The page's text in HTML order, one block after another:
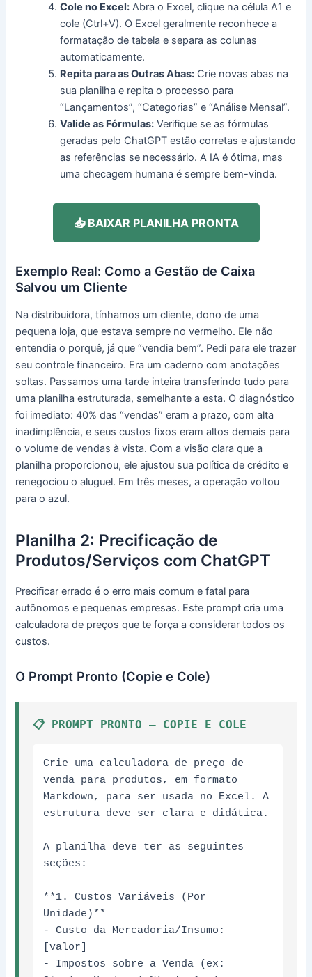
Cole no Excel: Abra o Excel, clique na célula A1 e
cole (Ctrl+V). O Excel geralmente reconhece a
formatação de tabela e separa as colunas
automaticamente.
Repita para as Outras Abas: Crie novas abas na
sua planilha e repita o processo para
“Lançamentos”, “Categorias” e “Análise Mensal”.
Valide as Fórmulas: Verifique se as fórmulas
geradas pelo ChatGPT estão corretas e ajustando
as referências se necessário. A IA é ótima, mas
uma checagem humana é sempre bem-vinda.
📥 BAIXAR PLANILHA PRONTA
Exemplo Real: Como a Gestão de Caixa
Salvou um Cliente
Na distribuidora, tínhamos um cliente, dono de uma
pequena loja, que estava sempre no vermelho. Ele não
entendia o porquê, já que “vendia bem”. Pedi para ele trazer
seu controle financeiro. Era um caderno com anotações
soltas. Passamos uma tarde inteira transferindo tudo para
uma planilha estruturada, semelhante a esta. O diagnóstico
foi imediato: 40% das “vendas” eram a prazo, com alta
inadimplência, e seus custos fixos eram altos demais para
o volume de vendas à vista. Com a visão clara que a
planilha proporcionou, ele ajustou sua política de crédito e
renegociou o aluguel. Em três meses, a operação voltou
para o azul.
Planilha 2: Precificação de
Produtos/Serviços com ChatGPT
Precificar errado é o erro mais comum e fatal para
autônomos e pequenas empresas. Este prompt cria uma
calculadora de preços que te força a considerar todos os
custos.
O Prompt Pronto (Copie e Cole)
📋 PROMPT PRONTO – COPIE E COLE
Crie uma calculadora de preço de
venda para produtos, em formato
Markdown, para ser usada no Excel. A
estrutura deve ser clara e didática.
A planilha deve ter as seguintes
seções:
**1. Custos Variáveis (Por
Unidade)**
- Custo da Mercadoria/Insumo:
[valor]
- Impostos sobre a Venda (ex: